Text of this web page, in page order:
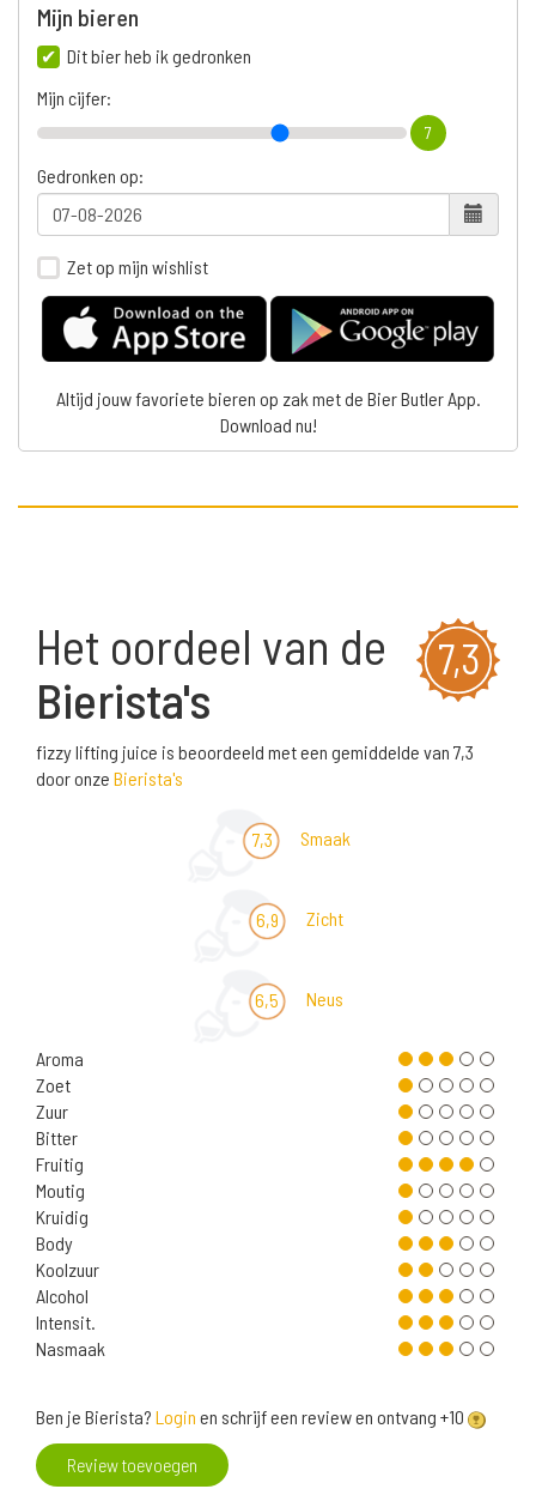
Mijn bieren
Dit bier heb ik gedronken
Mijn cijfer:
7
Gedronken op:
Zet op mijn wishlist
Altijd jouw favoriete bieren op zak met de Bier Butler App.
Download nu!
7,3
Het oordeel van de
Bierista's
fizzy lifting juice is beoordeeld met een gemiddelde van 7,3
door onze Bierista's
7,3 Smaak
6,9 Zicht
6,5 Neus
Aroma
Zoet
Zuur
Bitter
Fruitig
Moutig
Kruidig
Body
Koolzuur
Alcohol
Intensit.
Nasmaak
Ben je Bierista? Login en schrijf een review en ontvang +10
Review toevoegen